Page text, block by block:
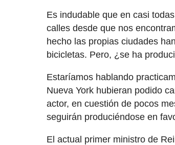
Es indudable que en casi
calles desde que nos
hecho las propias ciudades
bicicletas. Pero, ¿se ha
Estaríamos hablando
Nueva York hubieran podido
actor, en cuestión de pocos
seguirán produciéndose en
El actual primer ministro de